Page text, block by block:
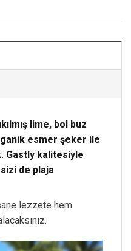
lime, bol buz
esmer şeker ile
Gastly kalitesiyle
de plaja
lezzete hem